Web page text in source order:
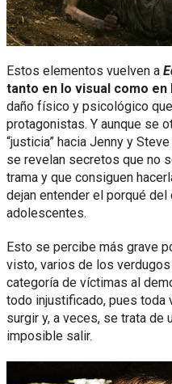
Estos elementos vuelven a
tanto en lo visual como en
daño físico y psicológico
protagonistas. Y aunque se
“justicia” hacia Jenny y
se revelan secretos que no
trama y que consiguen
dejan entender el porqué
adolescentes.
Esto se percibe más grave
visto, varios de los
categoría de víctimas al
todo injustificado, pues toda
surgir y, a veces, se trata de
imposible salir.